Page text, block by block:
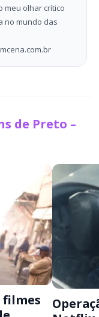
meu olhar crítico
no mundo das
de Preto –
filmes